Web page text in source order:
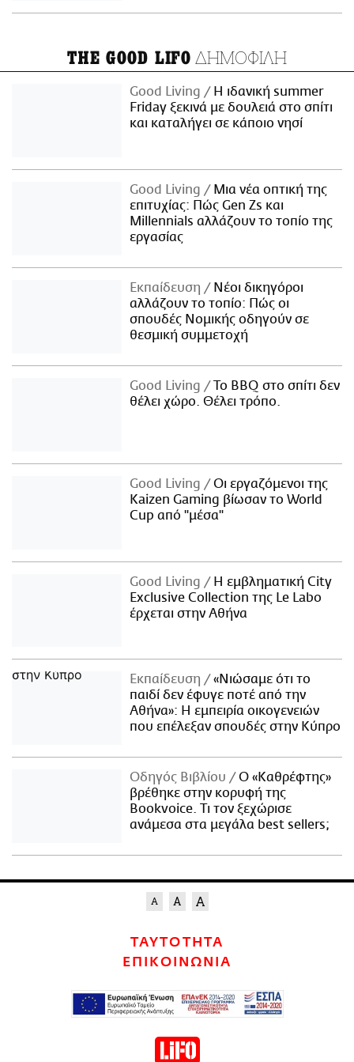
THE GOOD LIFO ΔΗΜΟΦΙΛΗ
Good Living
Η ιδανική summer
Friday ξεκινά με δουλειά στο σπίτι
και καταλήγει σε κάποιο νησί
Good Living
Μια νέα οπτική της
επιτυχίας: Πώς Gen Zs και
Millennials αλλάζουν το τοπίο της
εργασίας
Εκπαίδευση
Νέοι δικηγόροι
αλλάζουν το τοπίο: Πώς οι
σπουδές Νομικής οδηγούν σε
θεσμική συμμετοχή
Good Living
Το BBQ στο σπίτι δεν
θέλει χώρο. Θέλει τρόπο.
Good Living
Οι εργαζόμενοι της
Kaizen Gaming βίωσαν το World
Cup από "μέσα"
Good Living
Η εμβληματική City
Exclusive Collection της Le Labo
έρχεται στην Αθήνα
Εκπαίδευση
«Νιώσαμε ότι το
παιδί δεν έφυγε ποτέ από την
Αθήνα»: Η εμπειρία οικογενειών
που επέλεξαν σπουδές στην Κύπρο
Οδηγός Βιβλίου
Ο «Καθρέφτης»
βρέθηκε στην κορυφή της
Bookvoice. Τι τον ξεχώρισε
ανάμεσα στα μεγάλα best sellers;
ΤΑΥΤΟΤΗΤΑ
ΕΠΙΚΟΙΝΩΝΙΑ